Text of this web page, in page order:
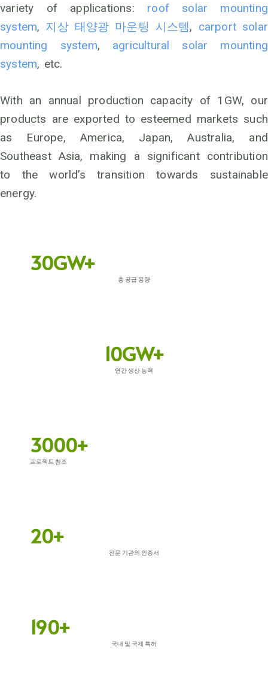
variety of applications: roof solar mounting
system, 지상 태양광 마운팅 시스템, carport solar
mounting system, agricultural solar mounting
system, etc.
With an annual production capacity of 1GW, our
products are exported to esteemed markets such
as Europe, America, Japan, Australia, and
Southeast Asia, making a significant contribution
to the world’s transition towards sustainable
energy.
30GW+
총 공급 용량
10GW+
연간 생산 능력
3000+
프로젝트 참조
20+
전문 기관의 인증서
190+
국내 및 국제 특허